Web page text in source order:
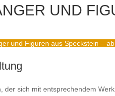
UND
und Figuren aus Speckstein –
der sich mit entsprechendem